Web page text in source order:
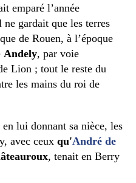
emparé l’année
gardait que les terres
de Rouen, à l’époque
Andely, par voie
Lion ; tout le reste du
les mains du roi de
lui donnant sa nièce, les
avec ceux qu'André de
, tenait en Berry